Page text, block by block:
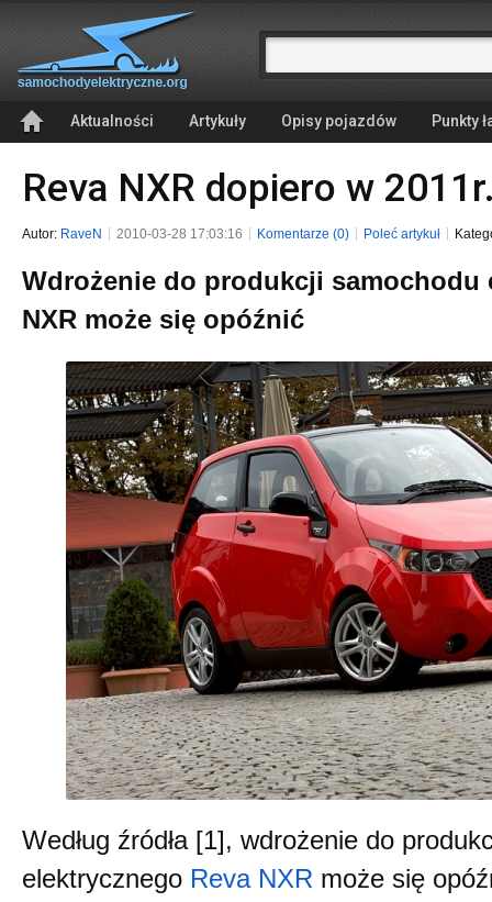
Aktualności Artykuły Opisy pojazdów Punkty
Reva NXR dopiero w
Autor: RaveN 2010-03-28 17:03:16 Komentarze (0) Poleć artykuł
Wdrożenie do produkcji samochodu
NXR może się opóźnić
Według źródła [1], wdrożenie do
elektrycznego Reva NXR może się